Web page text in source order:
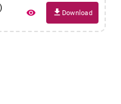
remove_red_eye file_download Download